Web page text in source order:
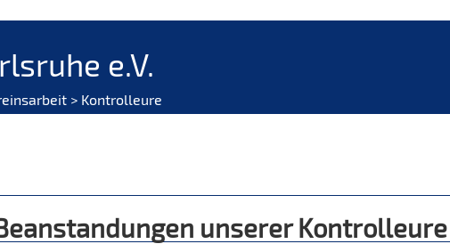
e.V.
> Kontrolleure
unserer Kontrolleure